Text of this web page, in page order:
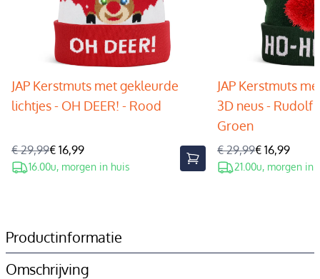
JAP Kerstmuts met gekleurde
lichtjes - OH DEER! - Rood
€ 29,99€ 16,99
16.00u, morgen in huis
JAP Kerstmuts
3D neus - Rudolf
Groen
€ 29,99€ 16,99
21.00u, morgen in
Productinformatie
Omschrijving